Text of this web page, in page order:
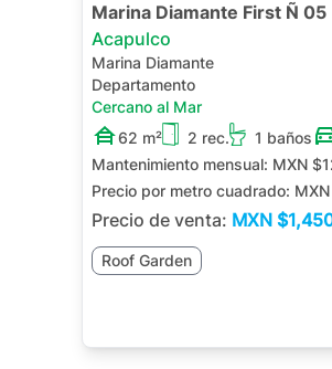
Marina Diamante First Ñ 05
Acapulco
Marina Diamante
Departamento
Cercano al Mar
62 m²
2 rec. 1 baños
Mantenimiento mensual: MXN
Precio por metro cuadrado:
Precio de venta: MXN
Roof Garden